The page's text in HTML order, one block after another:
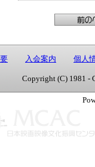
入会案内 個人
Copyright (C) 1981 -